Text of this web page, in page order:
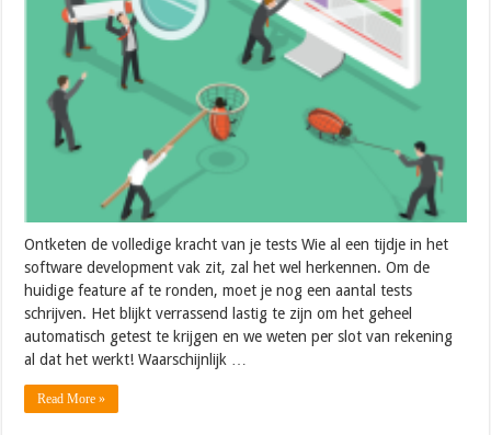
Ontketen de volledige kracht van je tests Wie al een tijdje in het
software development vak zit, zal het wel herkennen. Om de
huidige feature af te ronden, moet je nog een aantal tests
schrijven. Het blijkt verrassend lastig te zijn om het geheel
automatisch getest te krijgen en we weten per slot van rekening
al dat het werkt! Waarschijnlijk …
Read More »